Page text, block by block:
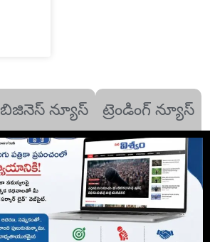
బిజినెస్ న్యూస్ ట్రెండింగ్ న్యూస్